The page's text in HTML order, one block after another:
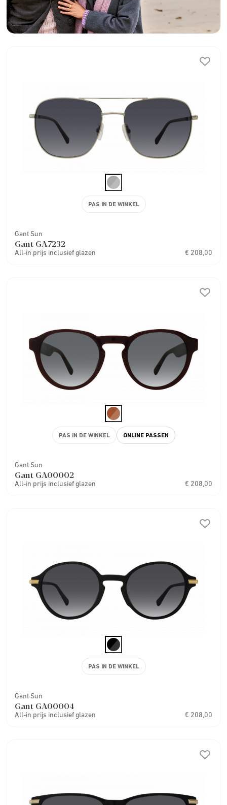
Gant Sun
Gant GA7232
All-in prijs inclusief glazen € 208,00
PAS IN DE WINKEL
Gant Sun
Gant GA00002
All-in prijs inclusief glazen € 208,00
PAS IN DE WINKEL ONLINE PASSEN
Gant Sun
Gant GA00004
All-in prijs inclusief glazen € 208,00
PAS IN DE WINKEL